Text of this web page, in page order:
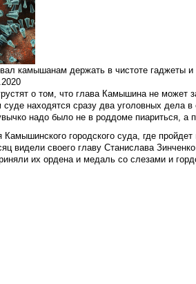
камышанам держать в чистоте гаджеты
о том, что глава Камышина не может
находятся сразу два уголовных дела
надо было не в роддоме пиариться, а
Камышинского городского суда, где
видели своего главу Станислава Зинченко
их ордена и медаль со слезами и